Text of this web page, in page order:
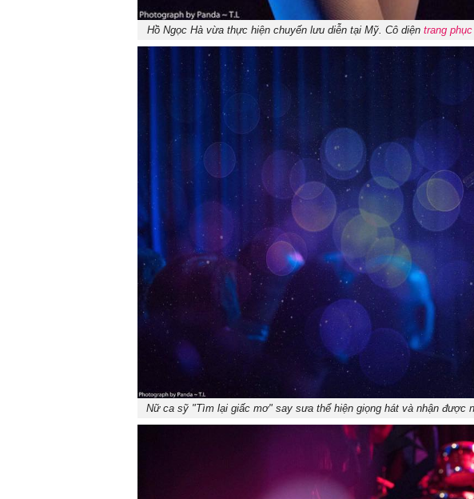
Hồ Ngọc Hà vừa thực hiện chuyến lưu diễn tại Mỹ. Cô diện trang phục
Nữ ca sỹ "Tìm lại giấc mơ" say sưa thể hiện giọng hát và nhận được